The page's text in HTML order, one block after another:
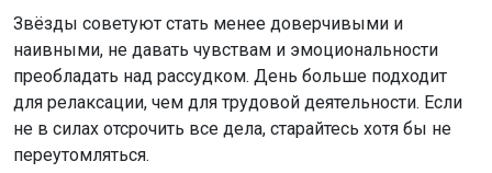
Звёзды советуют стать менее доверчивыми и
наивными, не давать чувствам и эмоциональности
преобладать над рассудком. День больше подходит
для релаксации, чем для трудовой деятельности. Если
не в силах отсрочить все дела, старайтесь хотя бы не
переутомляться.